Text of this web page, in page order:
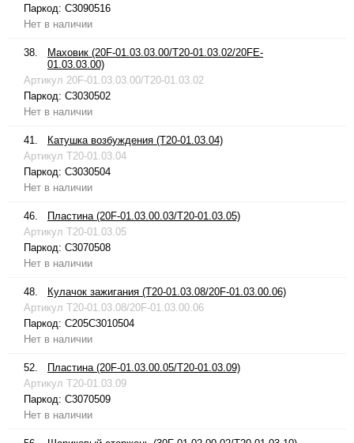
Паркод: C3090516
Нет в наличии
38.
Маховик (20F-01.03.03.00/T20-01.03.02/20FE-
01.03.03.00)
Артикул 20F-01.03.03.00/T20-01.03.02
Паркод: C3030502
Нет в наличии
41.
Катушка возбуждения (T20-01.03.04)
Артикул T20-01.03.04
Паркод: C3030504
Нет в наличии
46.
Пластина (20F-01.03.00.03/T20-01.03.05)
Артикул T20-01.03.05
Паркод: C3070508
Нет в наличии
48.
Кулачок зажигания (T20-01.03.08/20F-01.03.00.06)
Артикул T20-01.03.08/20F-01.03.00.06
Паркод: C205C3010504
Нет в наличии
52.
Пластина (20F-01.03.00.05/T20-01.03.09)
Артикул T20-01.03.09
Паркод: C3070509
Нет в наличии